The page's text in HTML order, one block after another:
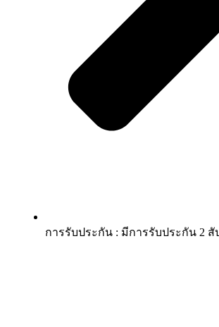
การรับประกัน : มีการรับประกัน 2 สั